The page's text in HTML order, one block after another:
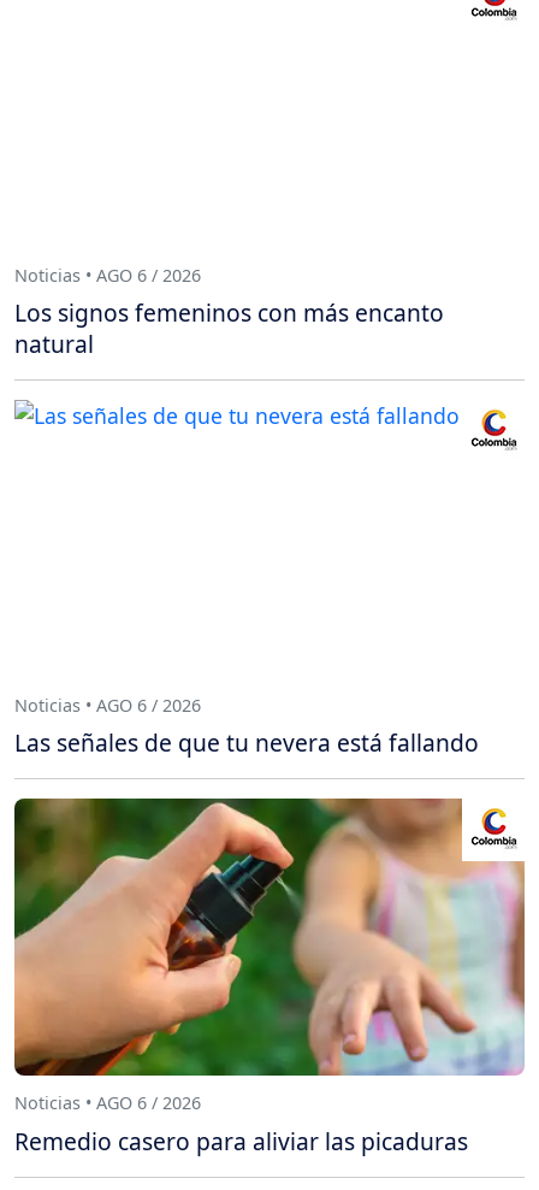
Noticias • AGO 6 / 2026
Los signos femeninos con más encanto
natural
Noticias • AGO 6 / 2026
Las señales de que tu nevera está fallando
Noticias • AGO 6 / 2026
Remedio casero para aliviar las picaduras